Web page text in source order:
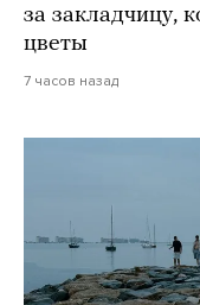
за закладчицу,
цветы
7 часов назад